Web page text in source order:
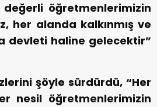
öğretmenlerimizin
her alanda kalkınmış ve
devleti haline gelecektir”
şöyle sürdürdü, “Her
nesil öğretmenlerimizin